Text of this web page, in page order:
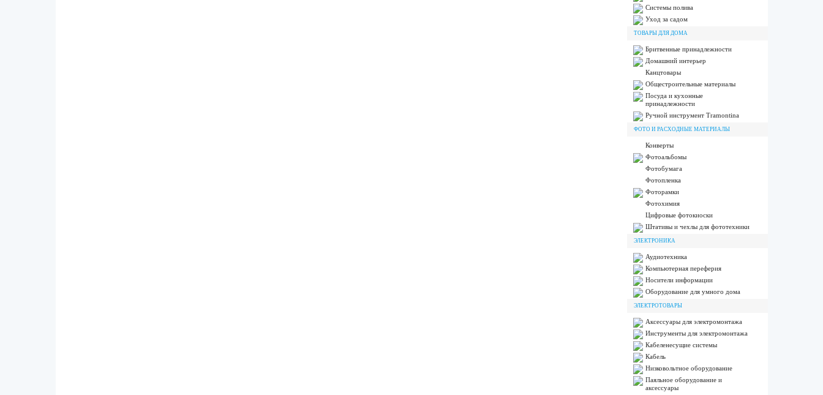
Системы полива
Уход за садом
ТОВАРЫ ДЛЯ ДОМА
Бритвенные принадлежности
Домашний интерьер
Канцтовары
Общестроительные материалы
Посуда и кухонные
принадлежности
Ручной инструмент Tramontina
ФОТО И РАСХОДНЫЕ МАТЕРИАЛЫ
Конверты
Фотоальбомы
Фотобумага
Фотопленка
Фоторамки
Фотохимия
Цифровые фотокиоски
Штативы и чехлы для фототехники
ЭЛЕКТРОНИКА
Аудиотехника
Компьютерная переферия
Носители информации
Оборудование для умного дома
ЭЛЕКТРОТОВАРЫ
Аксессуары для электромонтажа
Инструменты для электромонтажа
Кабеленесущие системы
Кабель
Низковольтное оборудование
Паяльное оборудование и
аксессуары